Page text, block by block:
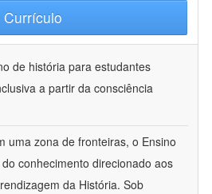
Currículo
de história para estudantes
a partir da consciência
uma zona de fronteiras, o Ensino
conhecimento direcionado aos
da História. Sob